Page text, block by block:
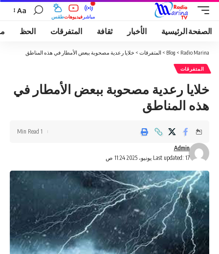
طقسفيديوهات مباشر
Aa
الصفحة الرئيسية الأخبار ثقافة المتفرقات الحظ
Radio Marina
>
Blog
> المتفرقات > خلايا رعدية مصحوبة ببعض الأمطار في هذه المناطق
المتفرقات
خلايا رعدية مصحوبة ببعض الأمطار في
هذه المناطق
Last updated: 17 يونيو، 2025 11:24 ص
Admin
1 Min Read